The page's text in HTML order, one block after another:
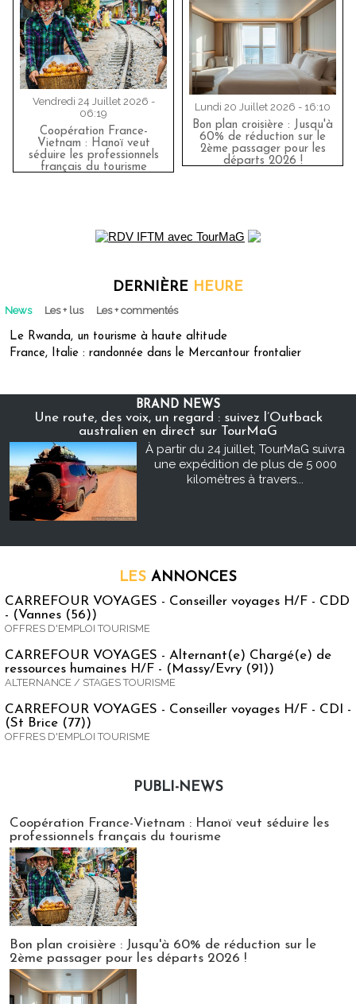
Vendredi 24 Juillet 2026 -
06:19
Coopération France-
Vietnam : Hanoï veut
séduire les professionnels
français du tourisme
Lundi 20 Juillet 2026 - 16:10
Bon plan croisière : Jusqu'à
60% de réduction sur le
2ème passager pour les
départs 2026 !
DERNIÈRE HEURE
News Les + lus Les + commentés
Le Rwanda, un tourisme à haute altitude
France, Italie : randonnée dans le Mercantour frontalier
BRAND NEWS
Une route, des voix, un regard : suivez l’Outback
australien en direct sur TourMaG
À partir du 24 juillet, TourMaG suivra
une expédition de plus de 5 000
kilomètres à travers...
LES ANNONCES
CARREFOUR VOYAGES - Conseiller voyages H/F - CDD
- (Vannes (56))
OFFRES D'EMPLOI TOURISME
CARREFOUR VOYAGES - Alternant(e) Chargé(e) de
ressources humaines H/F - (Massy/Evry (91))
ALTERNANCE / STAGES TOURISME
CARREFOUR VOYAGES - Conseiller voyages H/F - CDI -
(St Brice (77))
OFFRES D'EMPLOI TOURISME
PUBLI-NEWS
Coopération France-Vietnam : Hanoï veut séduire les
professionnels français du tourisme
Bon plan croisière : Jusqu'à 60% de réduction sur le
2ème passager pour les départs 2026 !